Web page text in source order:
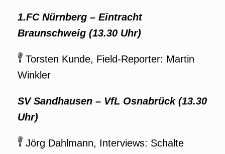
1.FC Nürnberg – Eintracht
Braunschweig (13.30 Uhr)
Torsten Kunde, Field-Reporter: Martin
Winkler
SV Sandhausen – VfL Osnabrück (13.30
Uhr)
Jörg Dahlmann, Interviews: Schalte